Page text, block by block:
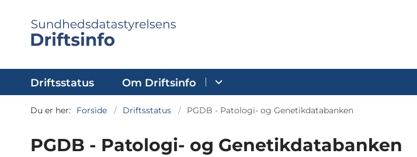
Driftsstatus Om Driftsinfo
Du er her: Forside Driftsstatus PGDB - Patologi- og Genetikdatabanken
PGDB - Patologi- og Genetikdatabanken